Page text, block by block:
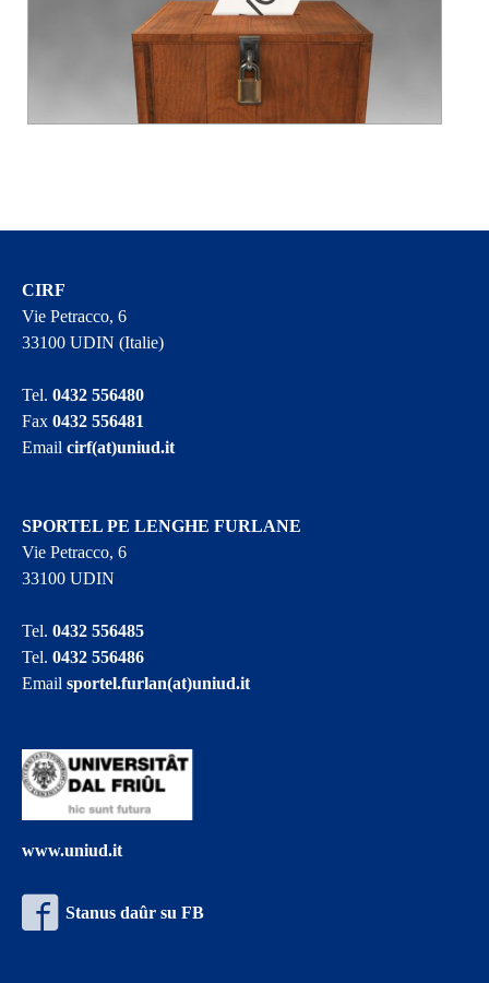
CIRF
Vie Petracco, 6
33100 UDIN (Italie)
Tel.0432 556480
Fax0432 556481
Emailcirf(at)uniud.it
SPORTEL PE LENGHE FURLANE
Vie Petracco, 6
33100 UDIN
Tel.0432 556485
Tel.0432 556486
Emailsportel.furlan(at)uniud.it
www.uniud.it
Stanus daûr su FB